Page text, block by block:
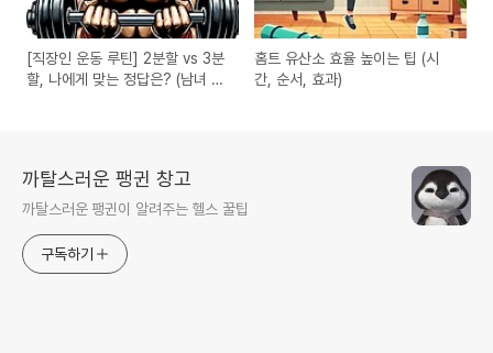
[직장인 운동 루틴] 2분할 vs 3분
할, 나에게 맞는 정답은? (남녀 공
홈트 유산소 효율 높이는 팁 (시
간, 순서, 효과)
까탈스러운 팽귄 창고
까탈스러운 팽귄이 알려주는 헬스 꿀팁
구독하기